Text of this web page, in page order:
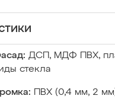
ДСП, МДФ ПВХ,
стекла
ПВХ (0,4 мм, 2